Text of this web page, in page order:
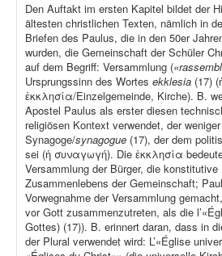
Den Auftakt im ersten Kapitel bildet der
ältesten christlichen Texten, nämlich in
Briefen des Paulus, die in den 50er
wurden, die Gemeinschaft der Schüler
auf dem Begriff: Versammlung (
Ursprungssinn des Wortes ekklesia (17)
ἐκκλησία/Einzelgemeinde, Kirche). B.
Apostel Paulus als erster diesen
religiösen Kontext verwendet, der
Synagoge/synagogue (17), der dem
sei (ἡ συναγωγή). Die ἐκκλησία
Versammlung der Bürger, die
Zusammenlebens der Gemeinschaft;
Vorwegnahme der Versammlung
vor Gott zusammenzutreten, als die
Gottes) (17)). B. erinnert daran, dass in
der Plural verwendet wird: L’«Église